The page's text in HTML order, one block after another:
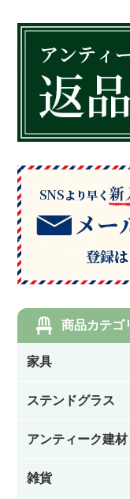
商品カテゴ
家具
ダイニング
ステンドグラス
花柄
アンティーク建材
雑貨